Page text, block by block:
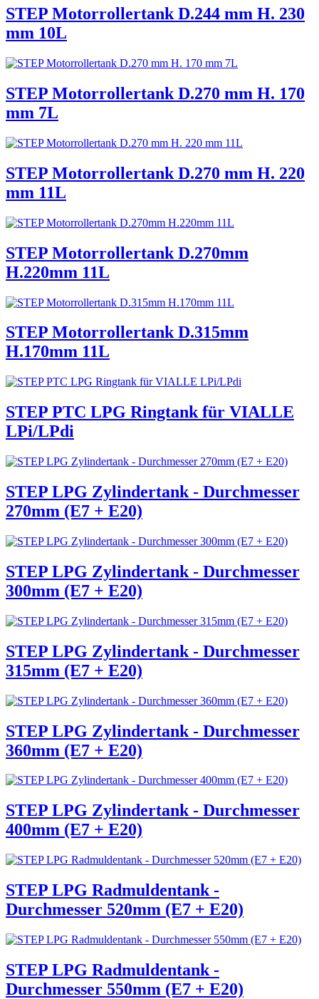
STEP Motorrollertank D.244 mm H. 230
mm 10L
STEP Motorrollertank D.270 mm H. 170
mm 7L
STEP Motorrollertank D.270 mm H. 220
mm 11L
STEP Motorrollertank D.270mm
H.220mm 11L
STEP Motorrollertank D.315mm
H.170mm 11L
STEP PTC LPG Ringtank für VIALLE
LPi/LPdi
STEP LPG Zylindertank - Durchmesser
270mm (E7 + E20)
STEP LPG Zylindertank - Durchmesser
300mm (E7 + E20)
STEP LPG Zylindertank - Durchmesser
315mm (E7 + E20)
STEP LPG Zylindertank - Durchmesser
360mm (E7 + E20)
STEP LPG Zylindertank - Durchmesser
400mm (E7 + E20)
STEP LPG Radmuldentank -
Durchmesser 520mm (E7 + E20)
STEP LPG Radmuldentank -
Durchmesser 550mm (E7 + E20)